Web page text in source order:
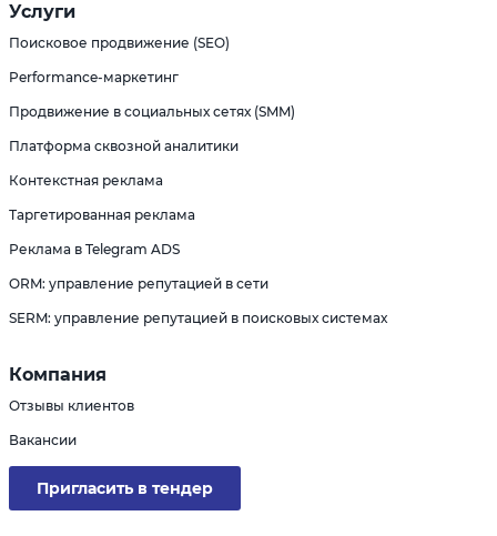
Услуги
Поисковое продвижение (SEO)
Performance-маркетинг
Продвижение в социальных сетях (SMM)
Платформа сквозной аналитики
Контекстная реклама
Таргетированная реклама
Реклама в Telegram ADS
ORM: управление репутацией в сети
SERM: управление репутацией в поисковых системах
Компания
Отзывы клиентов
Вакансии
Пригласить в тендер